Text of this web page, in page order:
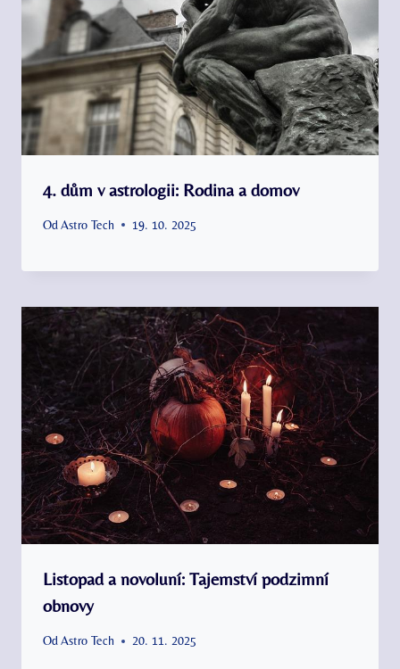
4. dům v astrologii: Rodina a domov
Od Astro Tech 19. 10. 2025
Listopad a novoluní: Tajemství podzimní
obnovy
Od Astro Tech 20. 11. 2025